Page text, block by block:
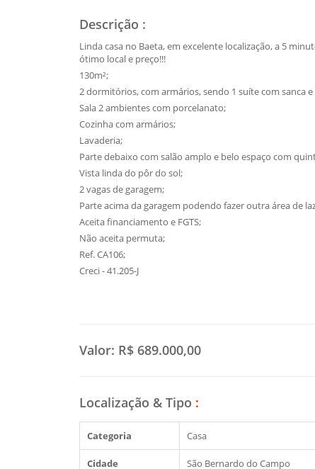
Descrição :
Linda casa no Baeta, em excelente localização, a 5
ótimo local e preço!!!
130m²;
2 dormitórios, com armários, sendo 1 suíte com sanca
Sala 2 ambientes com porcelanato;
Cozinha com armários;
Lavaderia;
Parte debaixo com salão amplo e belo espaço com
Vista linda do pôr do sol;
2 vagas de garagem;
Parte acima da garagem podendo fazer outra área de
Aceita financiamento e FGTS;
Não aceita permuta;
Ref. CA106;
Creci - 41.205-J
Valor: R$ 689.000,00
Localização & Tipo :
Categoria Casa
Cidade São Bernardo do Campo